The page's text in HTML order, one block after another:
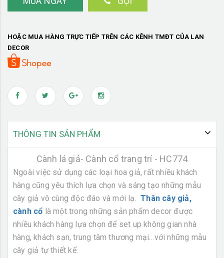
HOẶC MUA HÀNG TRỰC TIẾP TRÊN CÁC KÊNH TMĐT CỦA LAN
DECOR
THÔNG TIN SẢN PHẨM
Cành lá giả- Cành cổ trang trí - HC774
Ngoài việc sử dụng các loại hoa giả, rất nhiều khách
hàng cũng yêu thích lựa chọn và sáng tạo những mẫu
cây giả vô cùng độc đáo và mới lạ.Thân cây giả,
cành cổ là một trong những sản phẩm decor được
nhiều khách hàng lựa chọn để set up không gian nhà
hàng, khách sạn, trung tâm thương mại…với những mẫu
cây giả tự thiết kế.